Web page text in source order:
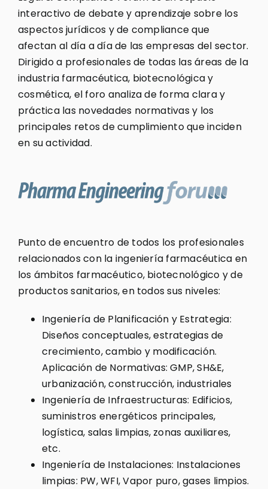
interactivo de debate y aprendizaje sobre los
aspectos jurídicos y de compliance que
afectan al día a día de las empresas del sector.
Dirigido a profesionales de todas las áreas de la
industria farmacéutica, biotecnológica y
cosmética, el foro analiza de forma clara y
práctica las novedades normativas y los
principales retos de cumplimiento que inciden
en su actividad.
Punto de encuentro de todos los profesionales
relacionados con la ingeniería farmacéutica en
los ámbitos farmacéutico, biotecnológico y de
productos sanitarios, en todos sus niveles:
Ingeniería de Planificación y Estrategia:
Diseños conceptuales, estrategias de
crecimiento, cambio y modificación.
Aplicación de Normativas: GMP, SH&E,
urbanización, construcción, industriales
Ingeniería de Infraestructuras: Edificios,
suministros energéticos principales,
logística, salas limpias, zonas auxiliares,
etc.
Ingeniería de Instalaciones: Instalaciones
limpias: PW, WFI, Vapor puro, gases limpios.